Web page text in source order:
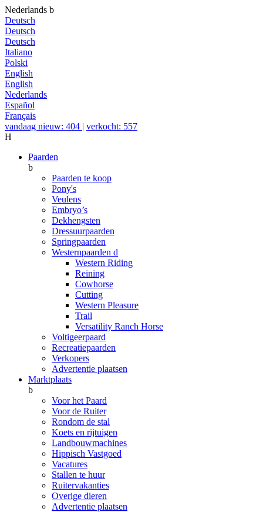
Nederlands b
Deutsch
Deutsch
Deutsch
Italiano
Polski
English
English
Nederlands
Español
Français
vandaag nieuw: 404 | verkocht: 557
H
Paarden
b
Paarden te koop
Pony's
Veulens
Embryo’s
Dekhengsten
Dressuurpaarden
Springpaarden
Westernpaarden d
Western Riding
Reining
Cowhorse
Cutting
Western Pleasure
Trail
Versatility Ranch Horse
Voltigeerpaard
Recreatiepaarden
Verkopers
Advertentie plaatsen
Marktplaats
b
Voor het Paard
Voor de Ruiter
Rondom de stal
Koets en rijtuigen
Landbouwmachines
Hippisch Vastgoed
Vacatures
Stallen te huur
Ruitervakanties
Overige dieren
Advertentie plaatsen